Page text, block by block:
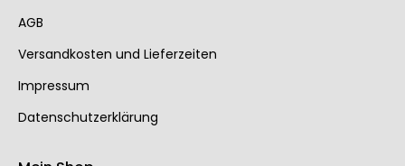
AGB
Ver­sand­kos­ten und Lie­fer­zei­ten
Impressum
Datenschutzerklärung